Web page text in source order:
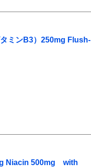
タミンB3）250mg Flush-
Niacin 500mg with